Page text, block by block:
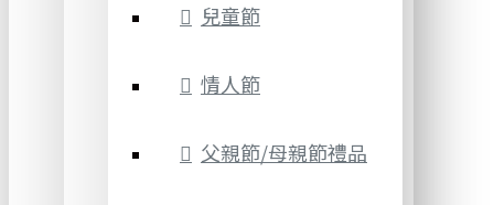
兒童節
情人節
父親節/母親節禮品